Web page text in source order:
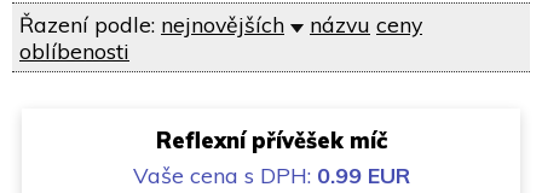
Řazení podle: nejnovějších názvu ceny
oblíbenosti
Reflexní přívěšek míč
Vaše cena s DPH: 0.99 EUR